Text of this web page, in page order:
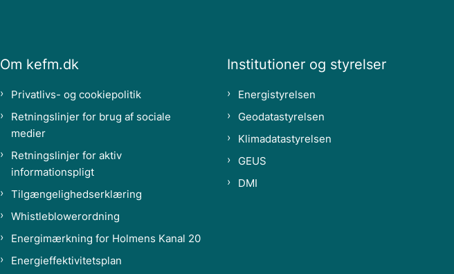
Om kefm.dk
Privatlivs- og cookiepolitik
Retningslinjer for brug af sociale
medier
Retningslinjer for aktiv
informationspligt
Tilgængelighedserklæring
Whistleblowerordning
Energimærkning for Holmens Kanal 20
Energieffektivitetsplan
Institutioner og styrelser
Energistyrelsen
Geodatastyrelsen
Klimadatastyrelsen
GEUS
DMI